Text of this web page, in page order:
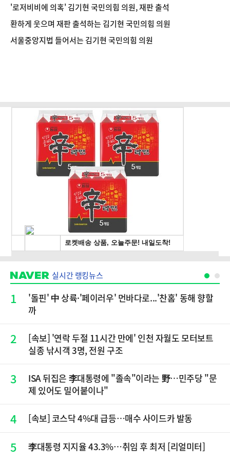
'로저비비에 의혹' 김기현 국민의힘 의원, 재판 출석
환하게 웃으며 재판 출석하는 김기현 국민의힘 의원
서울중앙지법 들어서는 김기현 국민의힘 의원
실시간 랭킹뉴스
1
'돌핀' 中 상륙·'페이러우' 먼바다로...'찬홈' 동해 향할
까
2
[속보] '연락 두절 11시간 만에' 인천 자월도 모터보트
실종 낚시객 3명, 전원 구조
3
ISA 뒤집은 李대통령에 "졸속"이라는 野…민주당 "문
제 있어도 밀어붙이나"
4 [속보] 코스닥 4%대 급등…매수 사이드카 발동
5 李대통령 지지율 43.3%…취임 후 최저 [리얼미터]